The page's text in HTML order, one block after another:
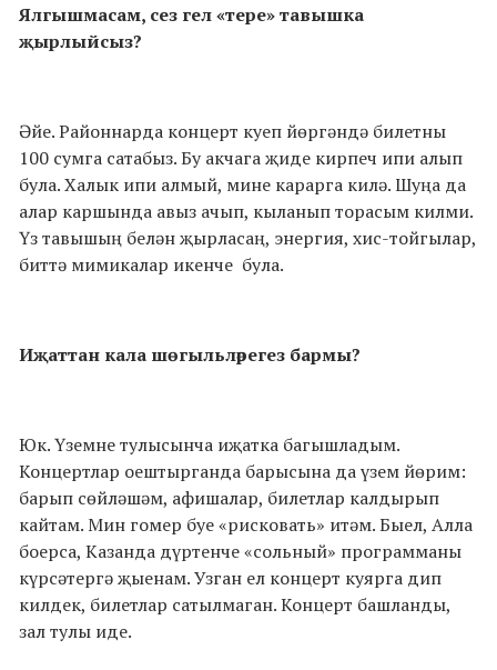
Ялгышмасам, сез гел «тере» тавышка
җырлыйсыз?
Әйе. Районнарда концерт куеп йөргәндә билетны
100 сумга сатабыз. Бу акчага җиде кирпеч ипи алып
була. Халык ипи алмый, мине карарга килә. Шуңа да
алар каршында авыз ачып, кыланып торасым килми.
Үз тавышың белән җырласаң, энергия, хис-тойгылар,
биттә мимикалар икенче була.
Иҗаттан кала шөгыльләрегез бармы?
Юк. Үземне тулысынча иҗатка багышладым.
Концертлар оештырганда барысына да үзем йөрим:
барып сөйләшәм, афишалар, билетлар калдырып
кайтам. Мин гомер буе «рисковать» итәм. Быел, Алла
боерса, Казанда дүртенче «сольный» программаны
күрсәтергә җыенам. Узган ел концерт куярга дип
килдек, билетлар сатылмаган. Концерт башланды,
зал тулы иде.